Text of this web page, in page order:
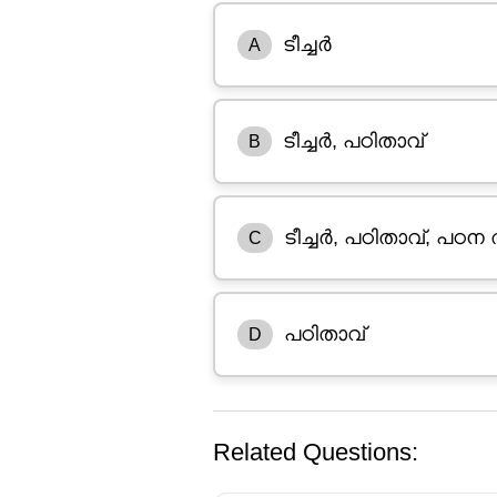
A ടീച്ചർ
B ടീച്ചർ, പഠിതാവ്
C ടീച്ചർ, പഠിതാവ്,
D പഠിതാവ്
Related Questions: